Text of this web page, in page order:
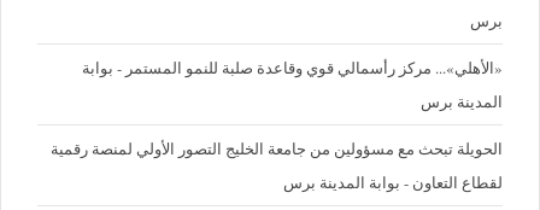
برس
«الأهلي»... مركز رأسمالي قوي وقاعدة صلبة للنمو المستمر - بوابة
المدينة برس
الحويلة تبحث مع مسؤولين من جامعة الخليج التصور الأولي لمنصة رقمية
لقطاع التعاون - بوابة المدينة برس